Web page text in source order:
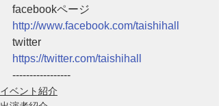
facebookページ
http://www.facebook.com/taishihall
twitter
https://twitter.com/taishihall
-----------------
イベント紹介